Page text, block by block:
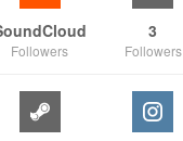
Followers
3
Followers